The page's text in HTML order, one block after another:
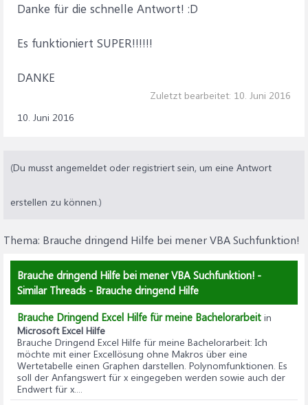
Danke für die schnelle Antwort! :D
Es funktioniert SUPER!!!!!!
DANKE
Zuletzt bearbeitet: 10. Juni 2016
10. Juni 2016
(Du musst angemeldet oder registriert sein, um eine Antwort
erstellen zu können.)
Thema: Brauche dringend Hilfe bei mener VBA Suchfunktion!
Brauche dringend Hilfe bei mener VBA Suchfunktion! -
Similar Threads - Brauche dringend Hilfe
Brauche Dringend Excel Hilfe für meine Bachelorarbeit in
Microsoft Excel Hilfe
Brauche Dringend Excel Hilfe für meine Bachelorarbeit: Ich
möchte mit einer Excellösung ohne Makros über eine
Wertetabelle einen Graphen darstellen. Polynomfunktionen. Es
soll der Anfangswert für x eingegeben werden sowie auch der
Endwert für x....